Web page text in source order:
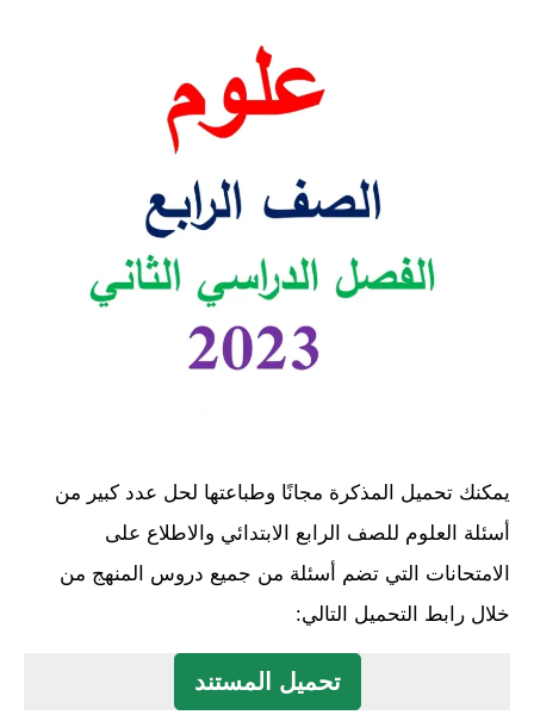
يمكنك تحميل المذكرة مجانًا وطباعتها لحل عدد كبير من
أسئلة العلوم للصف الرابع الابتدائي والاطلاع على
الامتحانات التي تضم أسئلة من جميع دروس المنهج من
خلال رابط التحميل التالي:
تحميل المستند